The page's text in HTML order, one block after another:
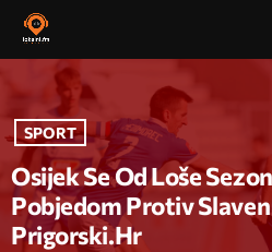
SPORT
Osijek Se Od Loše
Pobjedom Protiv
Prigorski.hr